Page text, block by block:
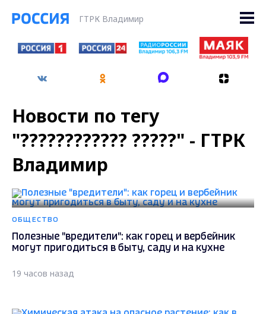
ГТРК Владимир
Новости по тегу
"???????????? ?????" - ГТРК
Владимир
ОБЩЕСТВО
Полезные "вредители": как горец и вербейник
могут пригодиться в быту, саду и на кухне
19 часов назад